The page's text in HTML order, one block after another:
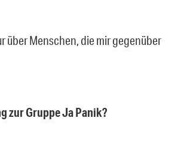
über Menschen, die mir gegenüber
zur Gruppe Ja Panik?